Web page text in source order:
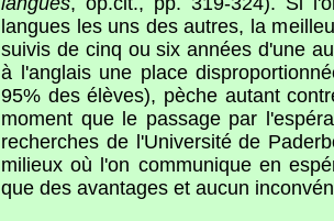
langues les uns des autres, la
suivis de cinq ou six années d'une
à l'anglais une place
95% des élèves), pèche autant
moment que le passage par
recherches de l'Université de
milieux où l'on communique en
que des avantages et aucun